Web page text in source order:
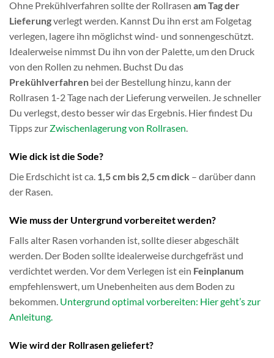
Ohne Prekühlverfahren sollte der Rollrasen am Tag der
Lieferungverlegt werden. Kannst Du ihn erst am Folgetag
verlegen, lagere ihn möglichst wind- und sonnengeschützt.
Idealerweise nimmst Du ihn von der Palette, um den Druck
von den Rollen zu nehmen. Buchst Du das
Prekühlverfahren bei der Bestellung hinzu, kann der
Rollrasen 1-2 Tage nach der Lieferung verweilen. Je schneller
Du verlegst, desto besser wir das Ergebnis. Hier findest Du
Tipps zur Zwischenlagerung von Rollrasen.
Wie dick ist die Sode?
Die Erdschicht ist ca. 1,5 cm bis 2,5 cm dick – darüber dann
der Rasen.
Wie muss der Untergrund vorbereitet werden?
Falls alter Rasen vorhanden ist, sollte dieser abgeschält
werden. Der Boden sollte idealerweise durchgefräst und
verdichtet werden. Vor dem Verlegen ist ein Feinplanum
empfehlenswert, um Unebenheiten aus dem Boden zu
bekommen. Untergrund optimal vorbereiten: Hier geht’s zur
Anleitung.
Wie wird der Rollrasen geliefert?